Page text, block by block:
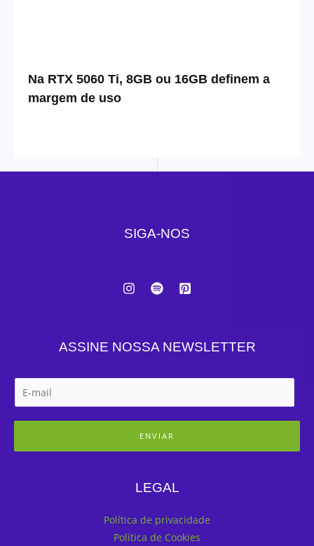
Na RTX 5060 Ti, 8GB ou 16GB definem a
margem de uso
SIGA-NOS
ASSINE NOSSA NEWSLETTER
ENVIAR
LEGAL
Política de privacidade
Política de Cookies